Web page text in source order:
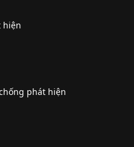
hiện
phát hiện